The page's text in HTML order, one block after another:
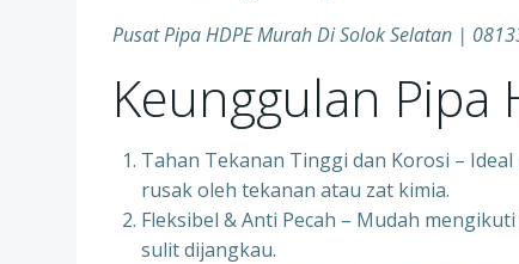
Pusat Pipa HDPE Murah Di Solok Selatan |
Keunggulan Pipa
Tahan Tekanan Tinggi dan Korosi –
rusak oleh tekanan atau zat kimia.
Fleksibel & Anti Pecah – Mudah
sulit dijangkau.